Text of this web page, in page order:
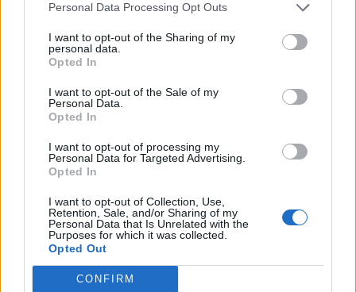
Personal Data Processing Opt Outs
I want to opt-out of the Sharing of my
personal data.
Opted In
I want to opt-out of the Sale of my
Personal Data.
Opted In
I want to opt-out of processing my
Personal Data for Targeted Advertising.
Opted In
I want to opt-out of Collection, Use,
Retention, Sale, and/or Sharing of my
Personal Data that Is Unrelated with the
Purposes for which it was collected.
Opted Out
CONFIRM
Pirmoji atkurtos
nepriklausomos Lietuvos
premjerė atgulė amžinojo
poilsio(1)
Statybos inspekcija
Pinskų sodyboje nustatė
dar vieną pažeidimą:
terasos